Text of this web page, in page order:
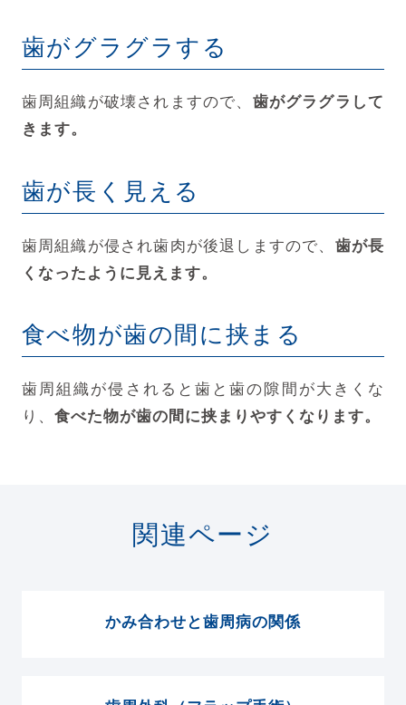
歯がグラグラする
歯周組織が破壊されますので、 歯がグラグラして
きます。
歯が長く見える
歯周組織が侵され歯肉が後退しますので、 歯が長
くなったように見えます。
食べ物が歯の間に挟まる
歯周組織が侵されると歯と歯の隙間が大きくな
り、 食べた物が歯の間に挟まりやすくなります。
関連ページ
かみ合わせと歯周病の関係